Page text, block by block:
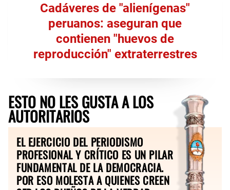
Cadáveres de "alienígenas"
peruanos: aseguran que
contienen "huevos de
reproducción" extraterrestres
ESTO NO LES GUSTA A LOS
AUTORITARIOS
EL EJERCICIO DEL PERIODISMO
PROFESIONAL Y CRÍTICO ES UN PILAR
FUNDAMENTAL DE LA DEMOCRACIA.
POR ESO MOLESTA A QUIENES CREEN